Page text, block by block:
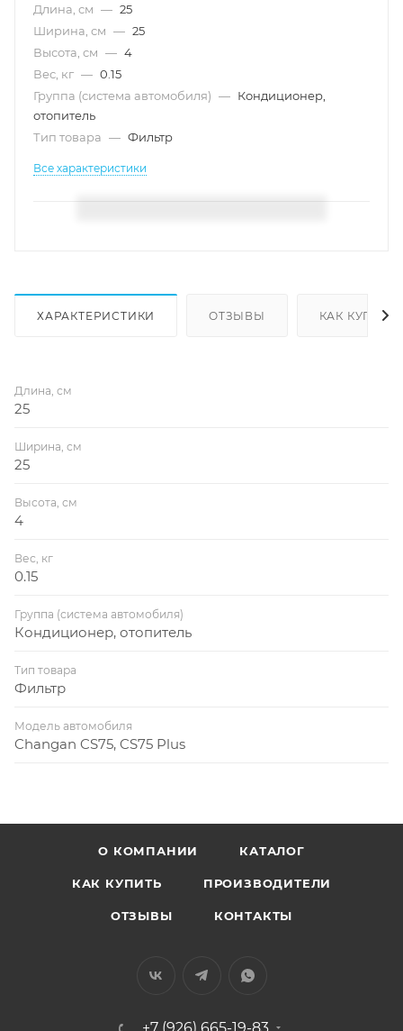
Длина, см — 25
Ширина, см — 25
Высота, см — 4
Вес, кг — 0.15
Группа (система автомобиля) — Кондиционер,
отопитель
Тип товара — Фильтр
Все характеристики
ХАРАКТЕРИСТИКИ ОТЗЫВЫ КАК КУПИТЬ
Длина, см
25
Ширина, см
25
Высота, см
4
Вес, кг
0.15
Группа (система автомобиля)
Кондиционер, отопитель
Тип товара
Фильтр
Модель автомобиля
Changan CS75, CS75 Plus
О КОМПАНИИ КАТАЛОГ
КАК КУПИТЬ ПРОИЗВОДИТЕЛИ
ОТЗЫВЫ КОНТАКТЫ